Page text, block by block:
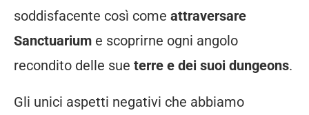
soddisfacente così come attraversare
Sanctuarium e scoprirne ogni angolo
recondito delle sue terre e dei suoi dungeons.
Gli unici aspetti negativi che abbiamo